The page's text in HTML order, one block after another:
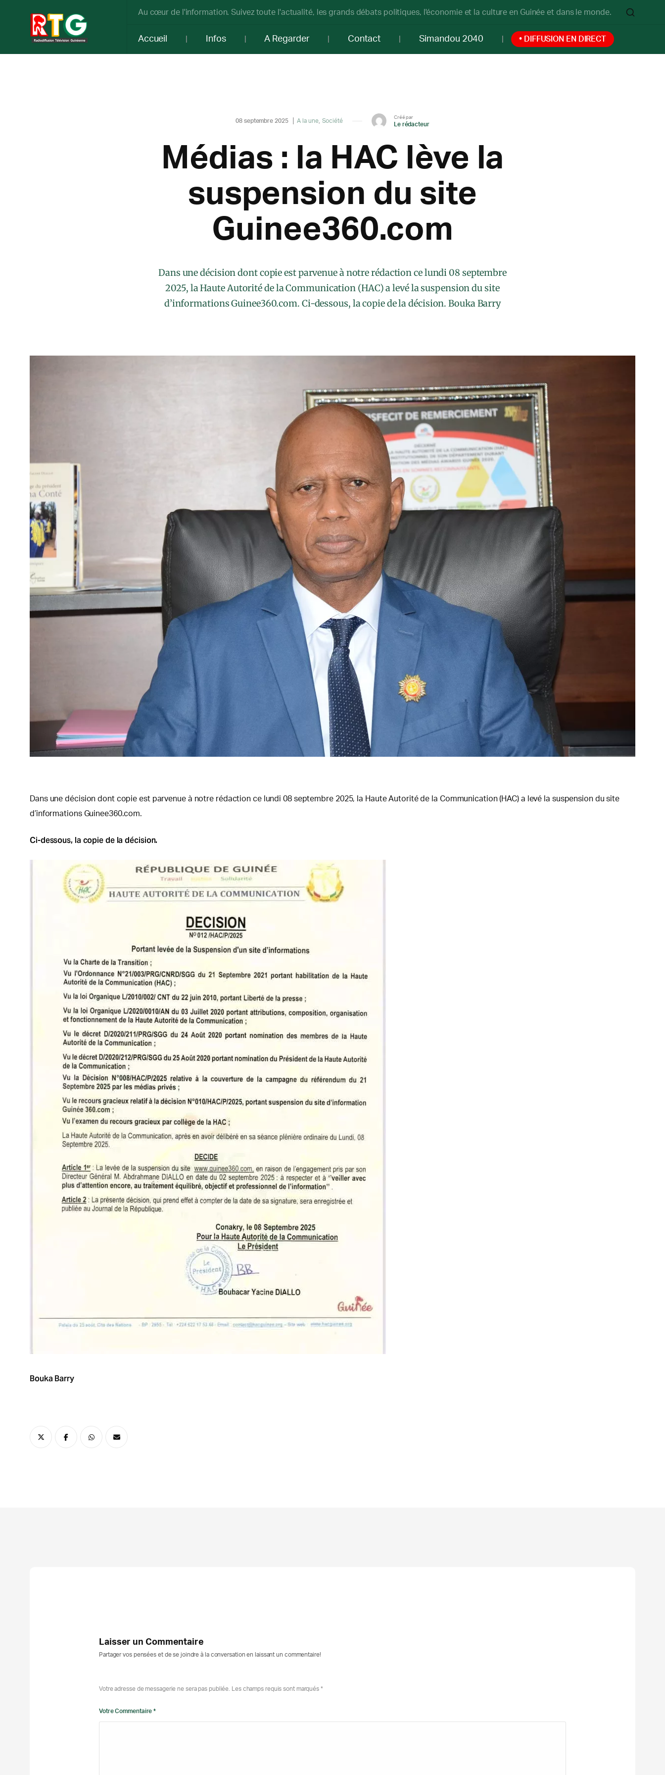
Au cœur de l'information. Suivez toute l'actualité, les grands débats politiques, l'économie et la culture en Guinée et dans le monde.
Accueil Infos A Regarder Contact Simandou 2040 • DIFFUSION EN DIRECT
08 septembre 2025 A la une Société
Créé par
Le rédacteur
Médias : la HAC lève la
suspension du site
Guinee360.com
Dans une décision dont copie est parvenue à notre rédaction ce lundi 08 septembre
2025, la Haute Autorité de la Communication (HAC) a levé la suspension du site
d’informations Guinee360.com. Ci-dessous, la copie de la décision. Bouka Barry
Dans une décision dont copie est parvenue à notre rédaction ce lundi 08 septembre 2025, la Haute Autorité de la Communication (HAC) a levé la suspension du site
d’informations Guinee360.com.
Ci-dessous, la copie de la décision.
Bouka Barry
Laisser un Commentaire
Partager vos pensées et de se joindre à la conversation en laissant un commentaire!
Votre adresse de messagerie ne sera pas publiée. Les champs requis sont marqués *
Votre Commentaire *